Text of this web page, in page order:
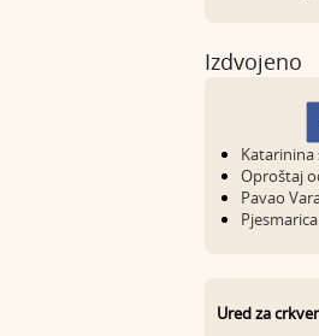
Izdvojeno
Katarinina
Oproštaj
Pavao
Ured za